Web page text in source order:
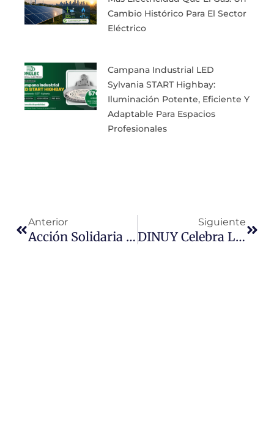
Cambio Histórico Para El Sector
Eléctrico
Campana Industrial LED
Sylvania START Highbay:
Iluminación Potente, Eficiente Y
Adaptable Para Espacios
Profesionales
Anterior
Acción Solidaria Y Bombeo Solar: Proyecto Eguzkiz Blai
Siguiente
DINUY Celebra La Convención Nacional De Ventas 2024